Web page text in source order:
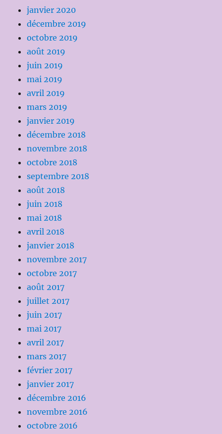
janvier 2020
décembre 2019
octobre 2019
août 2019
juin 2019
mai 2019
avril 2019
mars 2019
janvier 2019
décembre 2018
novembre 2018
octobre 2018
septembre 2018
août 2018
juin 2018
mai 2018
avril 2018
janvier 2018
novembre 2017
octobre 2017
août 2017
juillet 2017
juin 2017
mai 2017
avril 2017
mars 2017
février 2017
janvier 2017
décembre 2016
novembre 2016
octobre 2016